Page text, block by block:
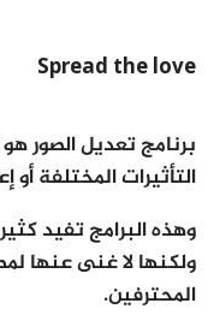
Spread the love
برنامج تعديل الصور
التأثيرات المختلفة
وهذه البرامج تفيد
ولكنها لا غنى عنها
المحترفين.